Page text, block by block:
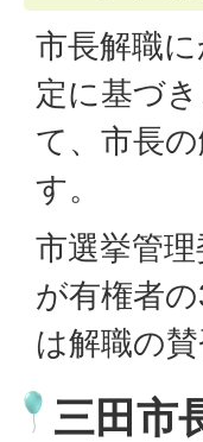
市長解職
定に基づ
て、市長
す。
市選挙管
が有権者
は解職の
三田市